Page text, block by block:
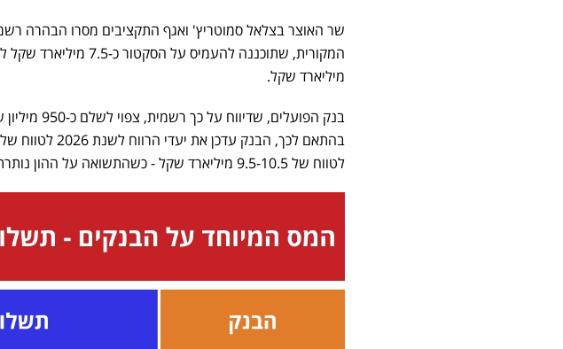
שר האוצר בצלאל סמוטריץ' ואגף התקציבים מסרו הבהרה
מיליארד שקל.
לטווח של 9.5-10.5 מיליארד שקל - כשהתשואה על ההון נותרת בין 14% ל-15%.